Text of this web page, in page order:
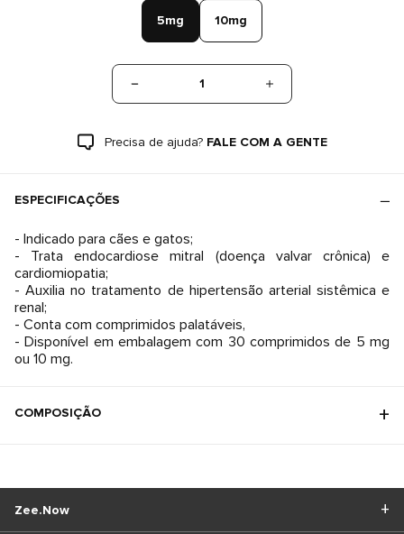
5mg 10mg
1
Precisa de ajuda? FALE COM A GENTE
ESPECIFICAÇÕES
- Indicado para cães e gatos;
- Trata endocardiose mitral (doença valvar crônica) e
cardiomiopatia;
- Auxilia no tratamento de hipertensão arterial sistêmica e
renal;
- Conta com comprimidos palatáveis,
- Disponível em embalagem com 30 comprimidos de 5 mg
COMPOSIÇÃO
Zee.Now